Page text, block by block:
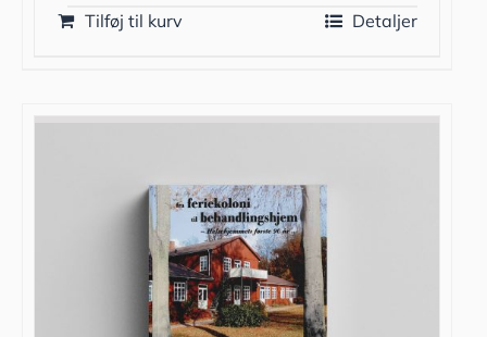
Tilføj til kurv Detaljer